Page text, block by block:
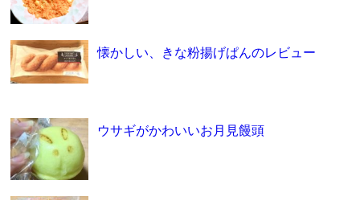
懐かしい、きな粉揚げぱんのレビュー
ウサギがかわいいお月見饅頭